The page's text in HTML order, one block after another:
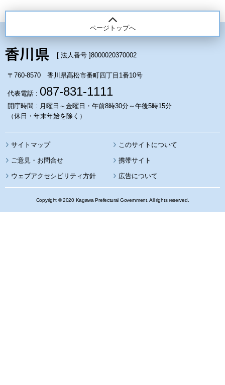
ページトップへ
[ 法人番号 ]8000020370002
〒760-8570 香川県高松市番町四丁目1番10号
代表電話 : 087-831-1111
開庁時間 : 月曜日～金曜日・午前8時30分～午後5時15分
（休日・年末年始を除く）
サイトマップ このサイトについて
携帯サイト
ウェブアクセシビリティ方針 広告について
Copyright © 2020 Kagawa Prefectural Government. All rights reserved.